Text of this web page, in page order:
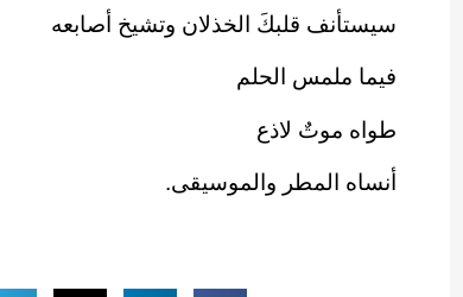
سيستأنف قلبكَ الخذلان وتشيخ أصابعه
فيما ملمس الحلم
طواه موتٌ لاذع
أنساه المطر والموسيقى.